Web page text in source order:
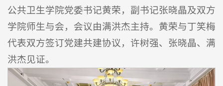
公共卫生学院党委书记黄荣，副书记张晓晶及双方
学院师生与会，会议由满洪杰主持。黄荣与丁笑梅
代表双方签订党建共建协议，许树强、张晓晶、满
洪杰见证。